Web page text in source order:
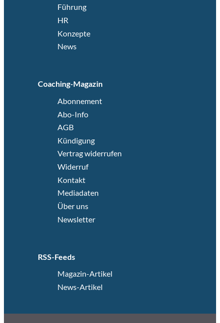
Führung
HR
Konzepte
News
Coaching-Magazin
Abonnement
Abo-Info
AGB
Kündigung
Vertrag widerrufen
Widerruf
Kontakt
Mediadaten
Über uns
Newsletter
RSS-Feeds
Magazin-Artikel
News-Artikel